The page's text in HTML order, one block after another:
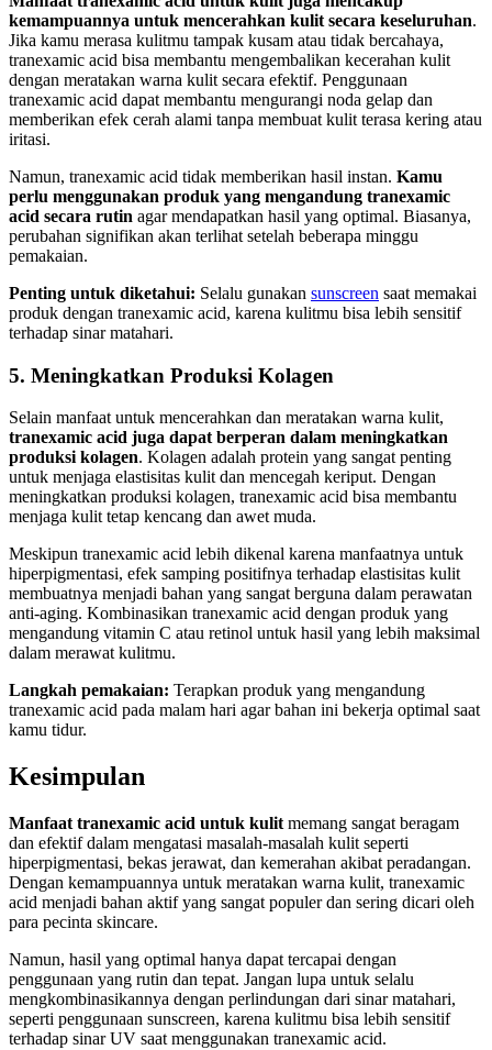
kemampuannya untuk mencerahkan kulit secara keseluruhan.
Jika kamu merasa kulitmu tampak kusam atau tidak bercahaya,
tranexamic acid bisa membantu mengembalikan kecerahan kulit
dengan meratakan warna kulit secara efektif. Penggunaan
tranexamic acid dapat membantu mengurangi noda gelap dan
memberikan efek cerah alami tanpa membuat kulit terasa kering atau
iritasi.
Namun, tranexamic acid tidak memberikan hasil instan. Kamu
perlu menggunakan produk yang mengandung tranexamic
acid secara rutin agar mendapatkan hasil yang optimal. Biasanya,
perubahan signifikan akan terlihat setelah beberapa minggu
pemakaian.
Penting untuk diketahui: Selalu gunakan sunscreen saat memakai
produk dengan tranexamic acid, karena kulitmu bisa lebih sensitif
terhadap sinar matahari.
5. Meningkatkan Produksi Kolagen
Selain manfaat untuk mencerahkan dan meratakan warna kulit,
tranexamic acid juga dapat berperan dalam meningkatkan
produksi kolagen. Kolagen adalah protein yang sangat penting
untuk menjaga elastisitas kulit dan mencegah keriput. Dengan
meningkatkan produksi kolagen, tranexamic acid bisa membantu
menjaga kulit tetap kencang dan awet muda.
Meskipun tranexamic acid lebih dikenal karena manfaatnya untuk
hiperpigmentasi, efek samping positifnya terhadap elastisitas kulit
membuatnya menjadi bahan yang sangat berguna dalam perawatan
anti-aging. Kombinasikan tranexamic acid dengan produk yang
mengandung vitamin C atau retinol untuk hasil yang lebih maksimal
dalam merawat kulitmu.
Langkah pemakaian: Terapkan produk yang mengandung
tranexamic acid pada malam hari agar bahan ini bekerja optimal saat
kamu tidur.
Kesimpulan
Manfaat tranexamic acid untuk kulit memang sangat beragam
dan efektif dalam mengatasi masalah-masalah kulit seperti
hiperpigmentasi, bekas jerawat, dan kemerahan akibat peradangan.
Dengan kemampuannya untuk meratakan warna kulit, tranexamic
acid menjadi bahan aktif yang sangat populer dan sering dicari oleh
para pecinta skincare.
Namun, hasil yang optimal hanya dapat tercapai dengan
penggunaan yang rutin dan tepat. Jangan lupa untuk selalu
mengkombinasikannya dengan perlindungan dari sinar matahari,
seperti penggunaan sunscreen, karena kulitmu bisa lebih sensitif
terhadap sinar UV saat menggunakan tranexamic acid.